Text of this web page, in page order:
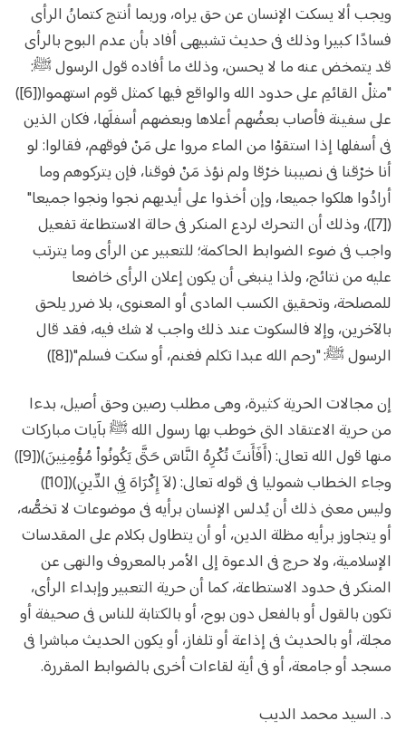
ويجب ألا يسكت الإنسان عن حق يراه، وربما أنتج كتمانُ الرأى
فسادًا كبيرا وذلك فى حديث تشبيهى أفاد بأن عدم البوح بالرأى
قد يتمخض عنه ما لا يحسن، وذلك ما أفاده قول الرسول ﷺ:
"مثلْ القائمِ على حدود الله والواقع فيها كمثل قوم استهموا([6])
على سفينة فأصاب بعضُهم أعلاها وبعضهم أسفلَها، فكان الذين
فى أسفلها إذا استقوْا من الماء مروا على مَنْ فوقهم، فقالوا: لو
أنا خرْقنا فى نصيبنا خرْقا ولم نؤذ مَنْ فوقنا، فإن يتركوهم وما
أرادُوا هلكوا جميعا، وإن أخذوا على أيديهم نجوا ونجوا جميعا"
([7])، وذلك أن التحرك لردع المنكر فى حالة الاستطاعة تفعيل
واجب فى ضوء الضوابط الحاكمة؛ للتعبير عن الرأى وما يترتب
عليه من نتائج، ولذا ينبغى أن يكون إعلان الرأى خاضعا
للمصلحة، وتحقيق الكسب المادى أو المعنوى، بلا ضرر يلحق
بالآخرين، وإلا فالسكوت عند ذلك واجب لا شك فيه، فقد قال
الرسول ﷺ: "رحم الله عبدا تكلم فغنم، أو سكت فسلم"([8])
إن مجالات الحرية كثيرة، وهى مطلب رصين وحق أصيل، بدءا
من حرية الاعتقاد التى خوطب بها رسول الله ﷺ بآيات مباركات
منها قول الله تعالى: (أَفَأَنتَ تُكْرِهُ النَّاسَ حَتَّى يَكُونُواْ مُؤْمِنِينَ)([9])
وجاء الخطاب شموليا فى قوله تعالى: (لاَ إِكْرَاهَ فِي الدِّينِ)([10])
وليس معنى ذلك أن يُدلس الإنسان برأيه فى موضوعات لا تخصُّه،
أو يتجاوز برأيه مظلة الدين، أو أن يتطاول بكلام على المقدسات
الإسلامية، ولا حرج فى الدعوة إلى الأمر بالمعروف والنهى عن
المنكر فى حدود الاستطاعة، كما أن حرية التعبير وإبداء الرأى،
تكون بالقول أو بالفعل دون بوح، أو بالكتابة للناس فى صحيفة أو
مجلة، أو بالحديث فى إذاعة أو تلفاز، أو يكون الحديث مباشرا فى
مسجد أو جامعة، أو فى أية لقاءات أخرى بالضوابط المقررة.
د. السيد محمد الديب